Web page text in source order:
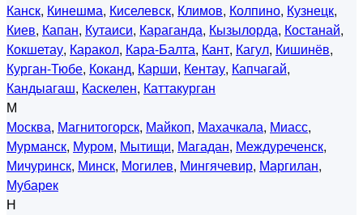
Канск, Кинешма, Киселевск, Климов, Колпино, Кузнецк,
Киев, Капан, Кутаиси, Караганда, Кызылорда, Костанай,
Кокшетау, Каракол, Кара-Балта, Кант, Кагул, Кишинёв,
Курган-Тюбе, Коканд, Карши, Кентау, Капчагай,
Кандыагаш, Каскелен, Каттакурган
М
Москва, Магнитогорск, Майкоп, Махачкала, Миасс,
Мурманск, Муром, Мытищи, Магадан, Междуреченск,
Мичуринск, Минск, Могилев, Мингячевир, Маргилан,
Мубарек
Н